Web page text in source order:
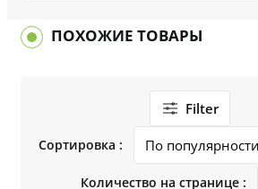
ПОХОЖИЕ ТОВАРЫ
Filter
Сортировка :
Количество на странице :